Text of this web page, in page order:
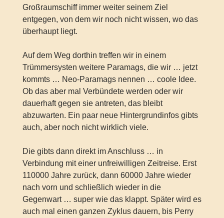
Großraumschiff immer weiter seinem Ziel
entgegen, von dem wir noch nicht wissen, wo das
überhaupt liegt.
Auf dem Weg dorthin treffen wir in einem
Trümmersysten weitere Paramags, die wir … jetzt
kommts … Neo-Paramags nennen … coole Idee.
Ob das aber mal Verbündete werden oder wir
dauerhaft gegen sie antreten, das bleibt
abzuwarten. Ein paar neue Hintergrundinfos gibts
auch, aber noch nicht wirklich viele.
Die gibts dann direkt im Anschluss … in
Verbindung mit einer unfreiwilligen Zeitreise. Erst
110000 Jahre zurück, dann 60000 Jahre wieder
nach vorn und schließlich wieder in die
Gegenwart … super wie das klappt. Später wird es
auch mal einen ganzen Zyklus dauern, bis Perry